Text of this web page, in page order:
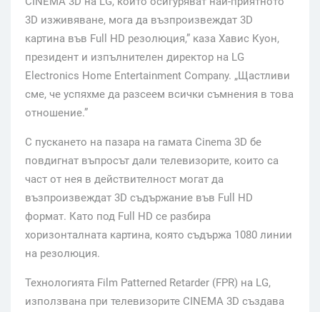
3D изживяване, мога да възпроизвеждат 3D
картина във Full HD резолюция,” каза Хавис Куон,
президент и изпълнителен директор на LG
Electronics Home Entertainment Company. „Щастливи
сме, че успяхме да разсеем всички съмнения в това
отношение.”
С пускането на пазара на гамата Cinema 3D бе
повдигнат въпросът дали телевизорите, които са
част от нея в действителност могат да
възпроизвеждат 3D съдържание във Full HD
формат. Като под Full HD се разбира
хоризонталната картина, която съдържа 1080 линии
на резолюция.
Технологията Film Patterned Retarder (FPR) на LG,
използвана при телевизорите CINEMA 3D създава